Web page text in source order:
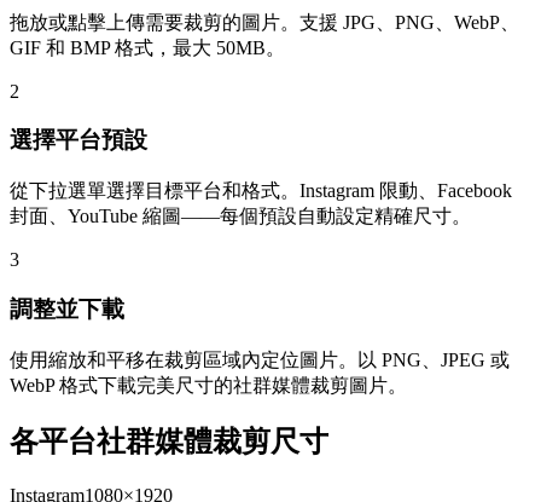
拖放或點擊上傳需要裁剪的圖片。支援 JPG、PNG、WebP、
GIF 和 BMP 格式，最大 50MB。
2
選擇平台預設
從下拉選單選擇目標平台和格式。Instagram 限動、Facebook
封面、YouTube 縮圖——每個預設自動設定精確尺寸。
3
調整並下載
使用縮放和平移在裁剪區域內定位圖片。以 PNG、JPEG 或
WebP 格式下載完美尺寸的社群媒體裁剪圖片。
各平台社群媒體裁剪尺寸
Instagram1080×1920